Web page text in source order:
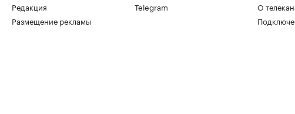
Редакция
Размещение рекламы
Telegram
О